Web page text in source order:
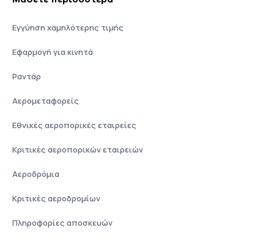
Εγγύηση χαμηλότερης τιμής
Εφαρμογή για κινητά
Ραντάρ
Αερομεταφορείς
Εθνικές αεροπορικές εταιρείες
Κριτικές αεροπορικών εταιρειών
Αεροδρόμια
Κριτικές αεροδρομίων
Πληροφορίες αποσκευών